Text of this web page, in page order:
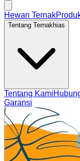
Hewan Ternak
Tentang Ternakhias
Tentang Kami
Garansi